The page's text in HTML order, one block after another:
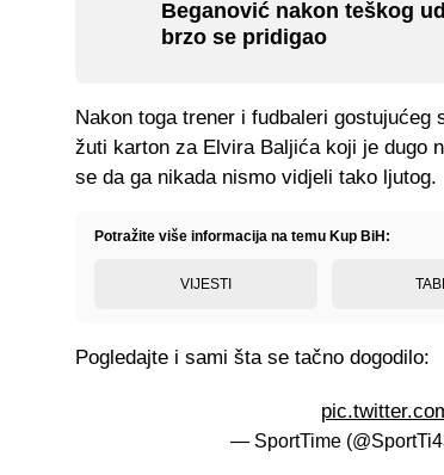
Beganović nakon teškog
brzo se pridigao
Nakon toga trener i fudbaleri
žuti karton za Elvira Baljića koji je dugo
se da ga nikada nismo vidjeli tako ljutog.
Potražite više informacija na temu Kup BiH:
VIJESTI
Pogledajte i sami šta se tačno dogodilo:
— SportTime